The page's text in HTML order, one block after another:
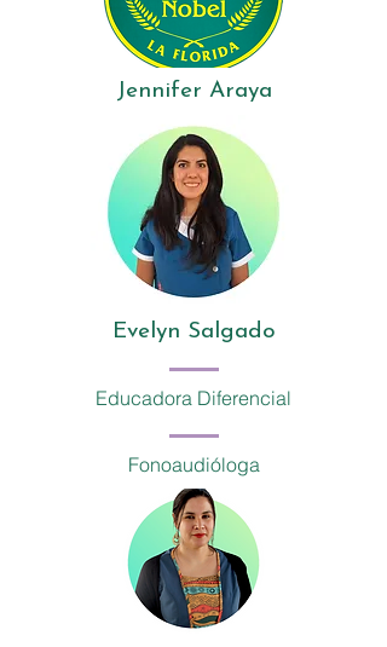
Jennifer Araya
Evelyn Salgado
Educadora Diferencial
Fonoaudióloga